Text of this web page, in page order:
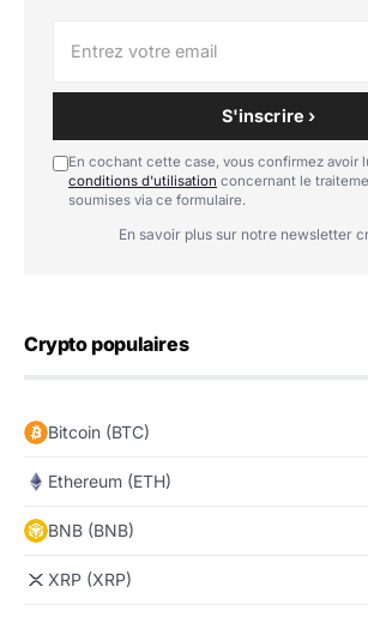
S'inscrire ›
En cochant cette case, vous confirmez avoir
conditions d'utilisation concernant le
soumises via ce formulaire.
En savoir plus sur notre newsletter
Crypto populaires
Bitcoin (BTC)
Ethereum (ETH)
BNB (BNB)
XRP (XRP)